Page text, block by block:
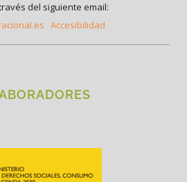
del siguiente email:
Accesibilidad